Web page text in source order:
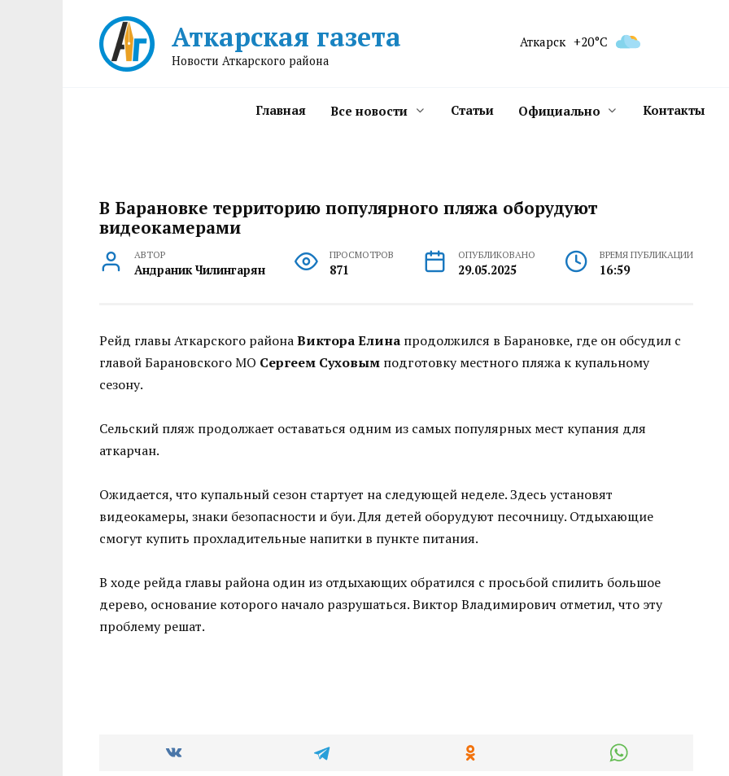
Аткарская газета
Новости Аткарского района
Аткарск +20°C
Главная Все новости Статьи Официально Контакты
В Барановке территорию популярного пляжа оборудуют
видеокамерами
АВТОР
Андраник Чилингарян
ПРОСМОТРОВ
871
ОПУБЛИКОВАНО
29.05.2025
ВРЕМЯ ПУБЛИКАЦИИ
16:59
Рейд главы Аткарского районаВиктора Елина продолжился в Барановке, где он обсудил с
главой Барановского МО Сергеем Суховым подготовку местного пляжа к купальному
сезону.
Сельский пляж продолжает оставаться одним из самых популярных мест купания для
аткарчан.
Ожидается, что купальный сезон стартует на следующей неделе. Здесь установят
видеокамеры, знаки безопасности и буи. Для детей оборудуют песочницу. Отдыхающие
смогут купить прохладительные напитки в пункте питания.
В ходе рейда главы района один из отдыхающих обратился с просьбой спилить большое
дерево, основание которого начало разрушаться. Виктор Владимирович отметил, что эту
проблему решат.